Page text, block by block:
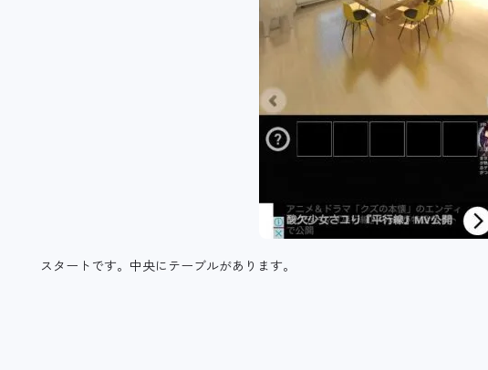
スタートです。中央にテーブルがあります。